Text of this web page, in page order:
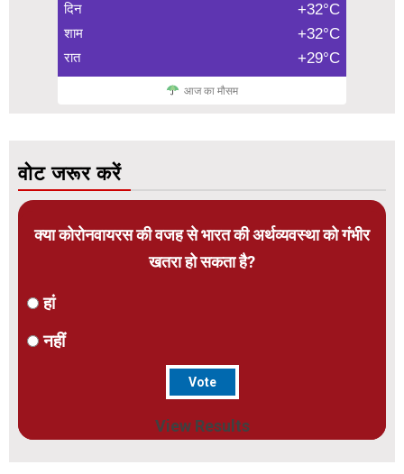
दिन +32°C
शाम +32°C
रात +29°C
आज का मौसम
वोट जरूर करें
क्या कोरोनवायरस की वजह से भारत की अर्थव्यवस्था को गंभीर
खतरा हो सकता है?
हां
नहीं
View Results